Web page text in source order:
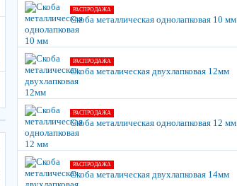
РАСПРОДАЖА
Скоба металлическая однолапковая 10 мм
РАСПРОДАЖА
Скоба металическая двухлапковая 12мм
РАСПРОДАЖА
Скоба металлическая однолапковая 12 мм
РАСПРОДАЖА
Скоба металическая двухлапковая 14мм